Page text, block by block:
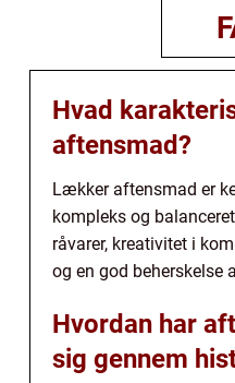
Hvad
aftensmad?
Lækker aftensmad er
kompleks og
råvarer, kreativitet i
og en god beherskelse
Hvordan har
sig gennem